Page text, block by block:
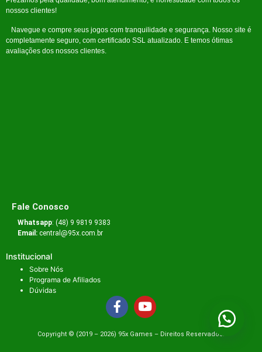
nossos clientes!
Navegue e compre seus jogos com tranquilidade e segurança. Nosso site é
completamente seguro, com certificado SSL atualizado. E temos ótimas
avaliações dos nossos clientes.
Fale Conosco
Whatsapp: (48) 9 9819 9383
Email: central@95x.com.br
Institucional
Sobre Nós
Programa de Afiliados
Dúvidas
Copyright ©️ (2019 – 2026) 95x Games – Direitos Reservados.